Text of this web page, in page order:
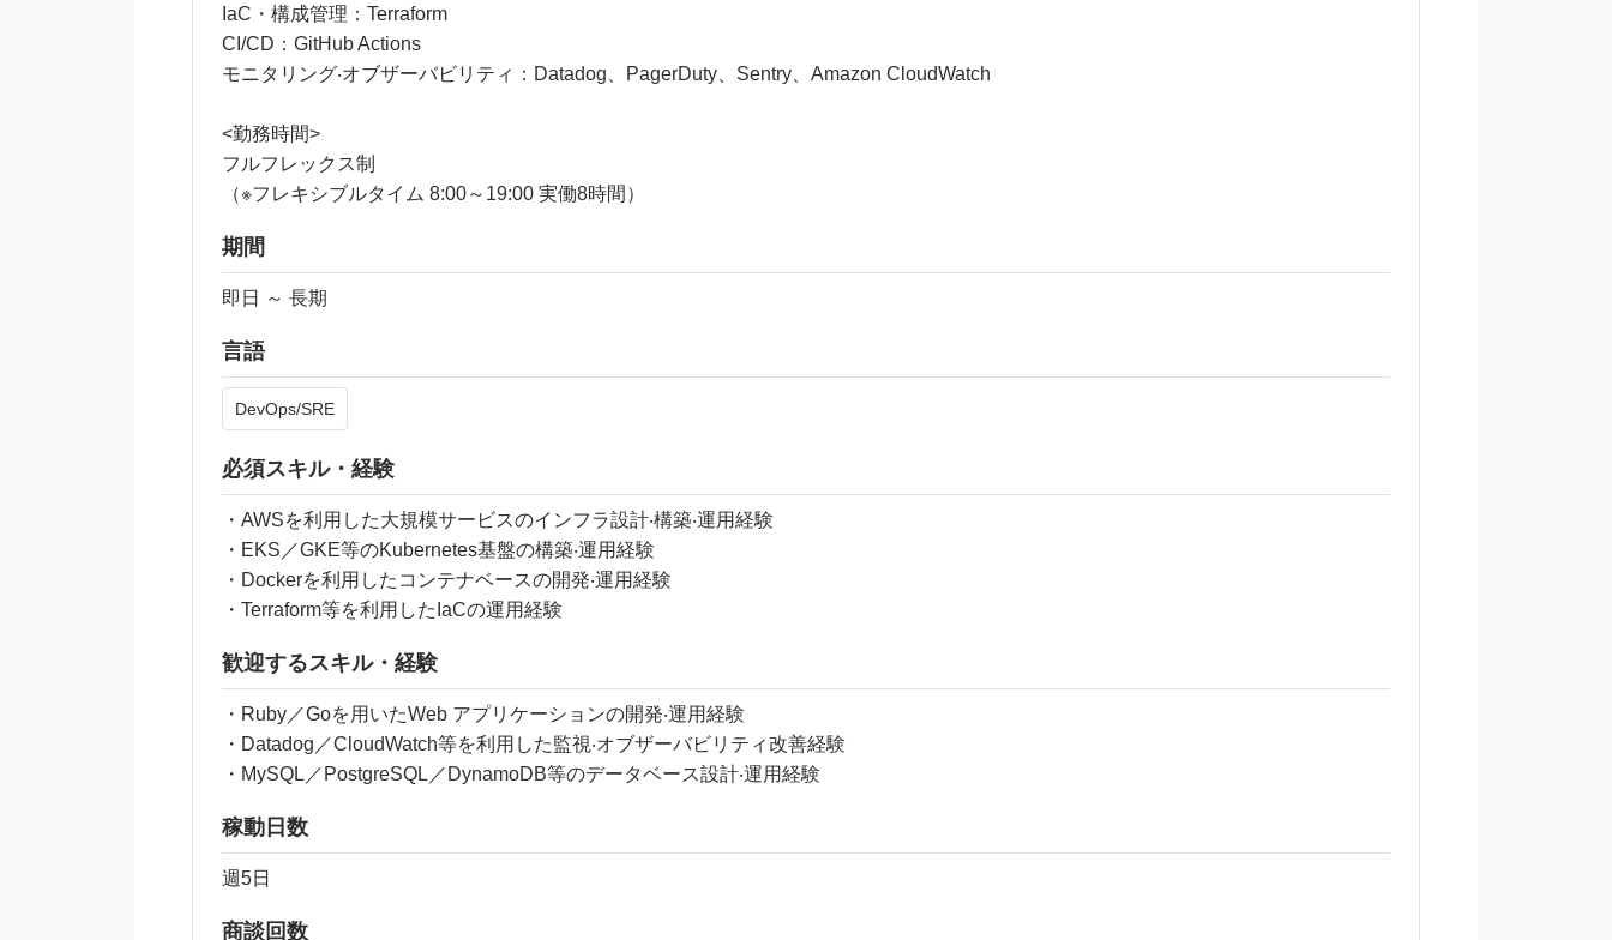
IaC・構成管理：Terraform
CI/CD：GitHub Actions
モニタリング‧オブザーバビリティ：Datadog、PagerDuty、Sentry、Amazon CloudWatch
<勤務時間>
フルフレックス制
（※フレキシブルタイム 8:00～19:00 実働8時間）
期間
即日 ～ 長期
言語
DevOps/SRE
必須スキル・経験
・AWSを利⽤した⼤規模サービスのインフラ設計‧構築‧運⽤経験
・EKS／GKE等のKubernetes基盤の構築‧運⽤経験
・Dockerを利⽤したコンテナベースの開発‧運⽤経験
・Terraform等を利⽤したIaCの運⽤経験
歓迎するスキル・経験
・Ruby／Goを⽤いたWeb アプリケーションの開発‧運⽤経験
・Datadog／CloudWatch等を利⽤した監視‧オブザーバビリティ改善経験
・MySQL／PostgreSQL／DynamoDB等のデータベース設計‧運⽤経験
稼動日数
週5日
商談回数